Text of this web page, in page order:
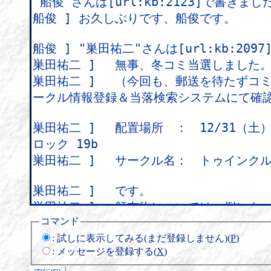
コマンド
: 試しに表示してみる(まだ登録しません)(P)
: メッセージを登録する(X)